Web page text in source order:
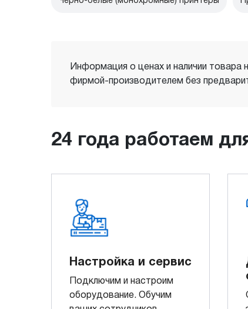
Информация о ценах и наличии товара
фирмой-производителем без
24 года работаем
Настройка и сервис
Подключим и настроим
оборудование. Обучим